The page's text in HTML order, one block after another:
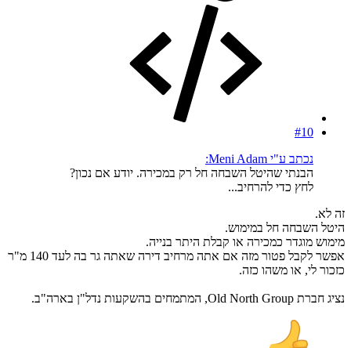
#10
נכתב ע"י Meni Adam:
הבנתי שהיטל השבחה חל רק במכירה. יודע אם נכון?
לחץ כדי להרחיב...
זה לא.
היטל השבחה חל במימוש.
מימוש מוגדר כמכירה או קבלת היתר בנייה.
אפשר לקבל פטור מזה אם אתה מרחיב דירה שאתה גר בה לעד 140 מ"ר
כזכור לי, או משהו כזה.
נציג חברת Old North Group, המתמחים בהשקעות נדל"ן בארה"ב.